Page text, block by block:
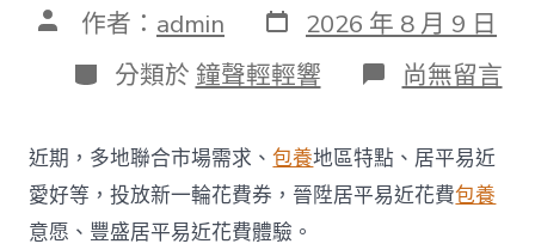
文 作者： admin 發
表
日
期
2026 年 8 月 9 日
分
類
分類於 鐘聲輕輕響 在
〈多
派
發
新
尚無留言
近期，多地聯合市場需求、包養地區特點、居平易近
愛好等，投放新一輪花費券，晉陞居平易近花費包養
意愿、豐盛居平易近花費體驗。